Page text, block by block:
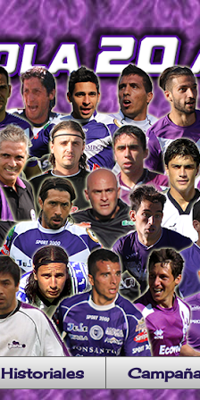
Historiales